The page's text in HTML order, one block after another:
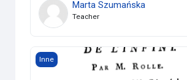
Marta Szumańska
Teacher
Historia matematyki II (Ogun) 25/26L
Inne